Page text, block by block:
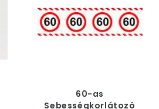
60-as
Sebességkorlátozó